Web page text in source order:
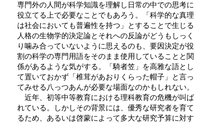
専門外の人間が科学知識を理解し日常の中での思考に
役立てる上で必要なことでもあろう。「科学的な真理
は社会においても普遍性を持つ」とすることで生じる
人格の生物学的決定論とそれへの反論がどうもしっく
り噛み合っていないように思えるのも、要因決定が役
割の科学の専門用語をそのまま使用していることと関
係があるような気がする。「騎者笠」を高雅な語とし
て置いておかず「椎茸があおりくらった帽子」と言っ
てみせる八っつあんが必要な場面なのかもしれない。
近年、初等中等教育における理科教育の危機が叫ば
れている。しかしその背景には、優秀な研究者を育て
るため、あるいは啓蒙によって多大な研究予算に対す